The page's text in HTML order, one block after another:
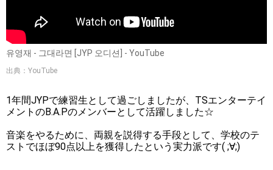
유영재 - 그대라면 [JYP 오디션] - YouTube
出典：YouTube
1年間JYPで練習生として過ごしましたが、TSエンターテイ
メントのB.A.Pのメンバーとして活躍しました☆
音楽をやるために、両親を説得する手段として、学校のテ
ストでほぼ90点以上を獲得したという実力派です( ;∀;)